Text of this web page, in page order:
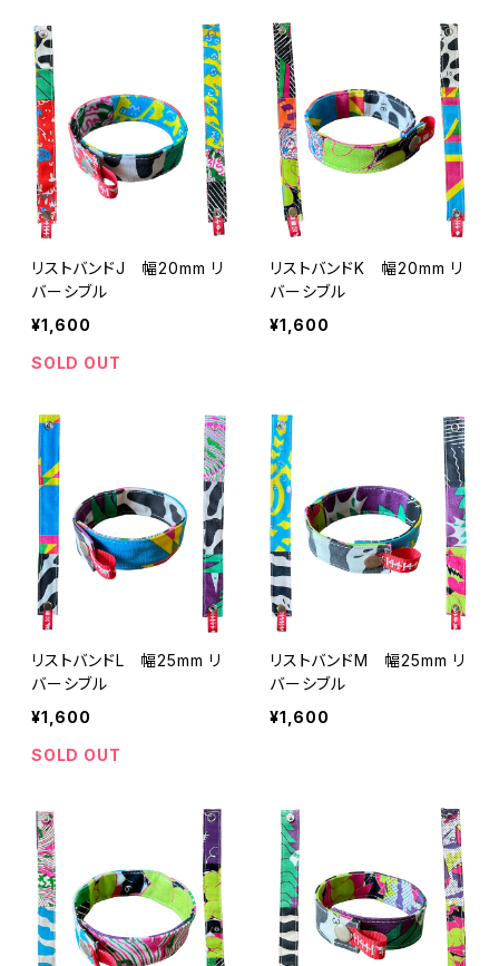
リストバンドJ 幅20mm リ
バーシブル
¥1,600
SOLD OUT
リストバンドK 幅20mm リ
バーシブル
¥1,600
リストバンドL 幅25mm リ
バーシブル
¥1,600
SOLD OUT
リストバンドM 幅25mm リ
バーシブル
¥1,600